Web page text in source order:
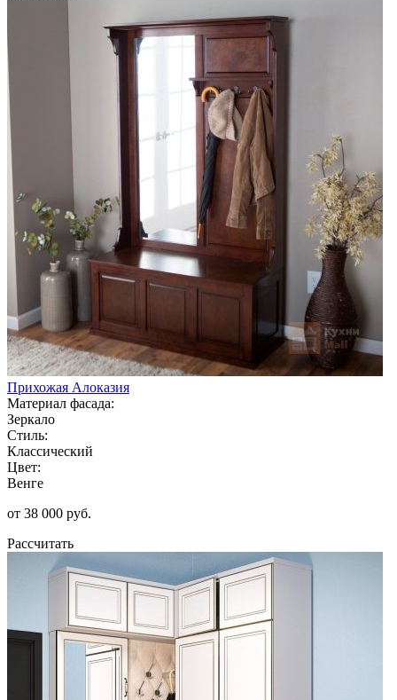
Прихожая Алоказия
Материал фасада:
Зеркало
Стиль:
Классический
Цвет:
Венге
от 38 000 руб.
Рассчитать